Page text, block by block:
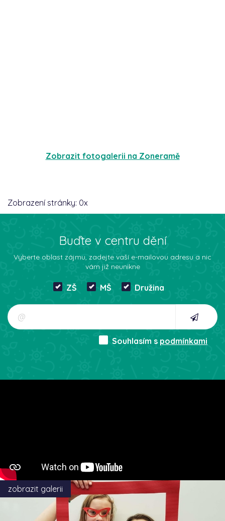
Zobrazit fotogalerii na Zoneramě
Zobrazení stránky: 0x
Buďte v centru dění
Vyberte oblast zájmu, zadejte vaší e-mailovou adresu a nic
vám již neunikne
ZŠ MŠ Družina
Souhlasím s podmínkami
zobrazit galerii